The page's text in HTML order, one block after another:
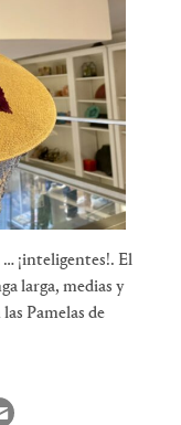
… ¡inteligentes!. El
larga, medias y
Pamelas de